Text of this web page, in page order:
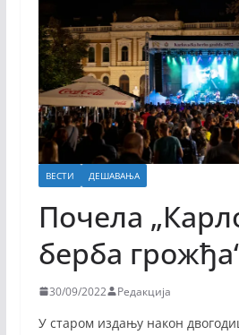
ВЕСТИ ДЕШАВАЊА
Почела
берба
30/09/2022 Редакција
У старом издању након